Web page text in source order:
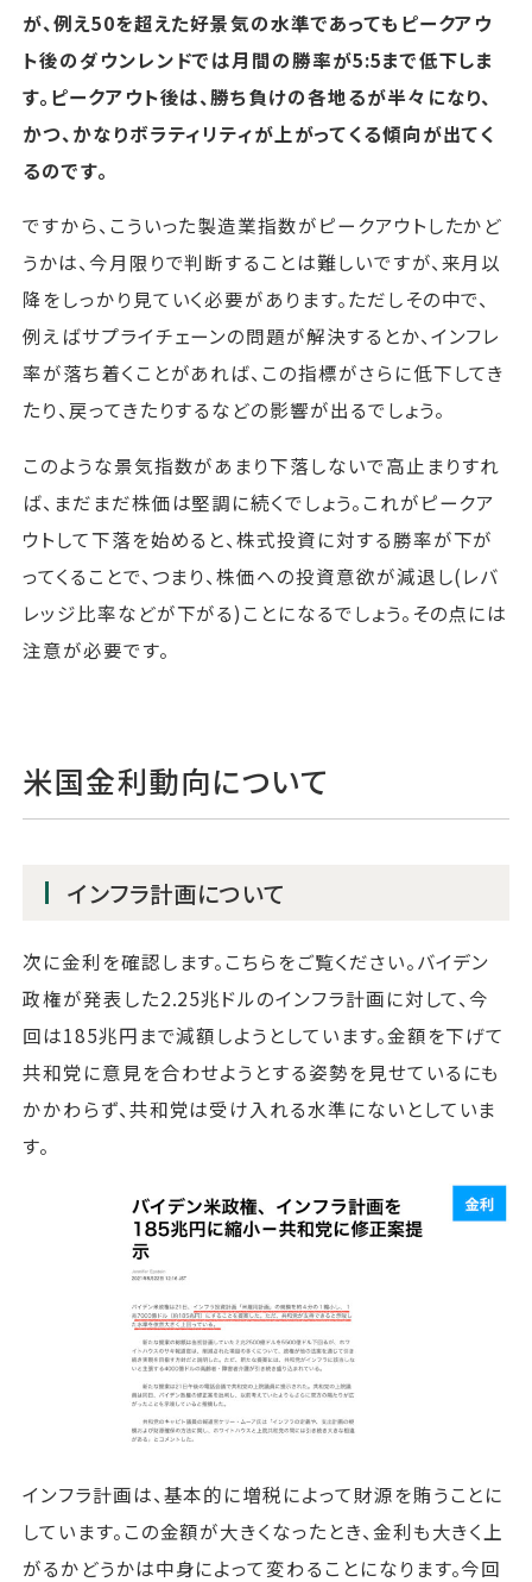
が、例え50を超えた好景気の水準であってもピークアウ
ト後のダウンレンドでは月間の勝率が5:5まで低下しま
す。ピークアウト後は、勝ち負けの各地るが半々になり、
かつ、かなりボラティリティが上がってくる傾向が出てく
るのです。
ですから、こういった製造業指数がピークアウトしたかど
うかは、今月限りで判断することは難しいですが、来月以
降をしっかり見ていく必要があります。ただしその中で、
例えばサプライチェーンの問題が解決するとか、インフレ
率が落ち着くことがあれば、この指標がさらに低下してき
たり、戻ってきたりするなどの影響が出るでしょう。
このような景気指数があまり下落しないで高止まりすれ
ば、まだまだ株価は堅調に続くでしょう。これがピークア
ウトして下落を始めると、株式投資に対する勝率が下が
ってくることで、つまり、株価への投資意欲が減退し(レバ
レッジ比率などが下がる)ことになるでしょう。その点には
注意が必要です。
米国金利動向について
インフラ計画について
次に金利を確認します。こちらをご覧ください。バイデン
政権が発表した2.25兆ドルのインフラ計画に対して、今
回は185兆円まで減額しようとしています。金額を下げて
共和党に意見を合わせようとする姿勢を見せているにも
かかわらず、共和党は受け入れる水準にないとしていま
す。
インフラ計画は、基本的に増税によって財源を賄うことに
しています。この金額が大きくなったとき、金利も大きく上
がるかどうかは中身によって変わることになります。今回